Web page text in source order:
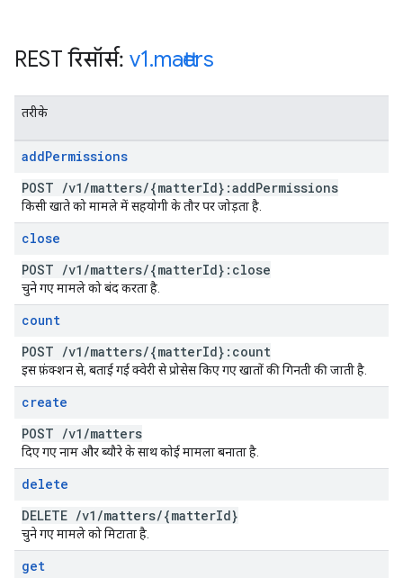
REST रिसॉर्स: v1.matters
तरीके
addPermissions
POST /v1 /matters/{matterId}:addPermissions
किसी खाते को मामले में सहयोगी के तौर पर जोड़ता है.
close
POST /v1 /matters/{matterId}:close
चुने गए मामले को बंद करता है.
count
POST /v1 /matters/{matterId}:count
इस फ़ंक्शन से, बताई गई क्वेरी से प्रोसेस किए गए खातों की गिनती की जाती है.
create
POST /v1 /matters
दिए गए नाम और ब्यौरे के साथ कोई मामला बनाता है.
delete
DELETE /v1 /matters/{matterId}
चुने गए मामले को मिटाता है.
get